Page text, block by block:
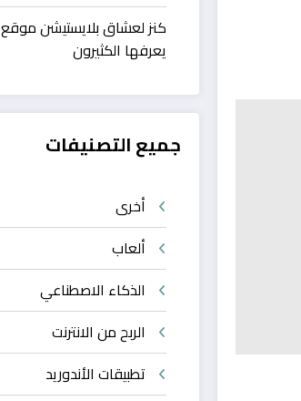
كنز لعشاق بلايستيشن
يعرفها الكثيرون
جميع التصنيفات
أخرى
ألعاب
الذكاء الاصطناعي
الربح من الانترنت
تطبيقات الأندوريد